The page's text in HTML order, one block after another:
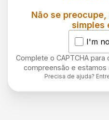
Não se
simples
I'm
Complete o CAPTCHA
compreensão e estamos
Precisa de ajuda?